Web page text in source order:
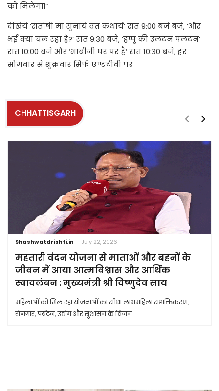
को मिलेगा।”
देखिये ’संतोषी मां सुनाये व्रत कथायें’ रात 9:00 बजे बजे, ’और
भई क्या चल रहा है?’ रात 9:30 बजे, ’हप्पू की उलटन पलटन’
रात 10:00 बजे और ’भाबीजी घर पर है’ रात 10:30 बजे, हर
सोमवार से शुक्रवार सिर्फ एण्डटीवी पर
CHHATTISGARH
Shashwatdrishti.in July 22, 2026
महतारी वंदन योजना से माताओं और बहनों के
जीवन में आया आत्मविश्वास और आर्थिक
स्वावलंबन : मुख्यमंत्री श्री विष्णुदेव साय
महिलाओं को मिल रहा योजनाओं का सीधा लाभमहिला सशक्तिकरण,
रोजगार, पर्यटन, उद्योग और सुशासन के विजन